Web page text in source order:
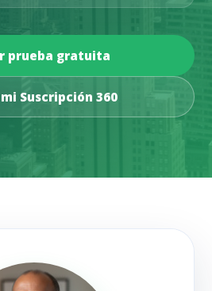
prueba gratuita
Suscripción 360